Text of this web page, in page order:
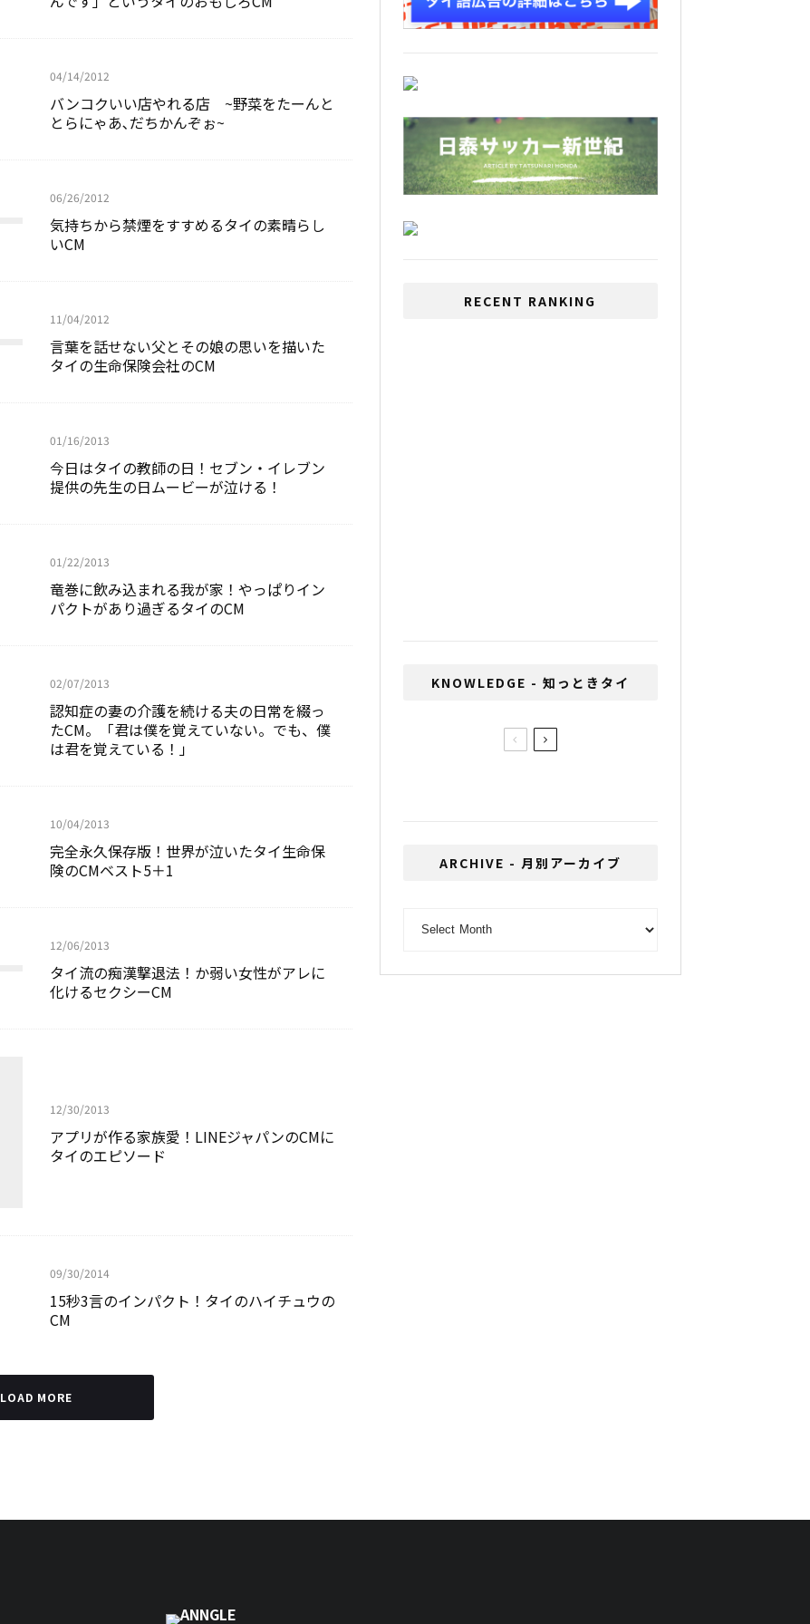
04/14/2012
バンコクいい店やれる店 ~野菜をたーんと
とらにゃあ､だちかんぞぉ~
06/26/2012
気持ちから禁煙をすすめるタイの素晴らし
いCM
11/04/2012
言葉を話せない父とその娘の思いを描いた
タイの生命保険会社のCM
01/16/2013
今日はタイの教師の日！セブン・イレブン
提供の先生の日ムービーが泣ける！
01/22/2013
竜巻に飲み込まれる我が家！やっぱりイン
パクトがあり過ぎるタイのCM
02/07/2013
認知症の妻の介護を続ける夫の日常を綴っ
たCM。「君は僕を覚えていない。でも、僕
は君を覚えている！」
10/04/2013
完全永久保存版！世界が泣いたタイ生命保
険のCMベスト5＋1
12/06/2013
タイ流の痴漢撃退法！か弱い女性がアレに
化けるセクシーCM
12/30/2013
アプリが作る家族愛！LINEジャパンのCMに
タイのエピソード
09/30/2014
15秒3言のインパクト！タイのハイチュウの
CM
LOAD MORE
RECENT RANKING
KNOWLEDGE - 知っときタイ
ARCHIVE - 月別アーカイブ
ARCHIVE - 月別アーカイブ